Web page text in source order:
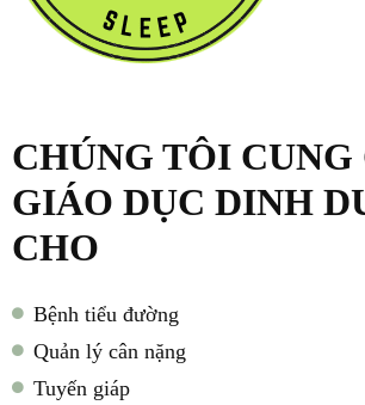
CHÚNG TÔI CUNG
GIÁO DỤC DINH
CHO
Bệnh tiểu đường
Quản lý cân nặng
Tuyến giáp